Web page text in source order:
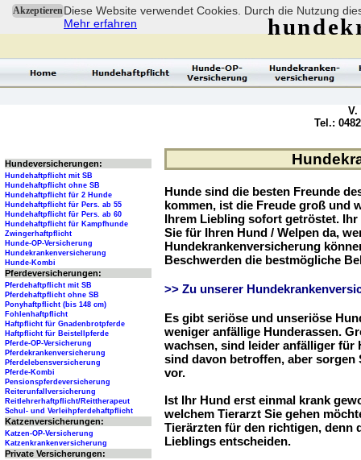
AkzeptierenDiese Website verwendet Cookies. Durch die Nutzung
Mehr erfahren
Hunde sind die besten Freunde
kommen, ist die Freude groß und
Ihrem Liebling sofort getröstet.
Sie für Ihren Hund / Welpen da,
Hundekrankenversicherung
Beschwerden die bestmögliche
>> Zu unserer
Es gibt seriöse und unseriöse
weniger anfällige Hunderassen.
wachsen, sind leider anfälliger für
sind davon betroffen, aber sorgen
vor.
Ist Ihr Hund erst einmal krank
welchem Tierarzt Sie gehen
Tierärzten für den richtigen, denn
Lieblings entscheiden.
Hundeversicherungen:
Hundehaftpflicht mit SB
Hundehaftpflicht ohne SB
Hundehaftpflicht für 2 Hunde
Hundehaftpflicht für Pers. ab 55
Hundehaftpflicht für Pers. ab 60
Hundehaftpflicht für Kampfhunde
Zwingerhaftpflicht
Hunde-OP-Versicherung
Hundekrankenversicherung
Hunde-Kombi
Pferdeversicherungen:
Pferdehaftpflicht mit SB
Pferdehaftpflicht ohne SB
Ponyhaftpflicht (bis 148 cm)
Fohlenhaftpflicht
Haftpflicht für Gnadenbrotpferde
Haftpflicht für Beistellpferde
Pferde-OP-Versicherung
Pferdekrankenversicherung
Pferdelebensversicherung
Pferde-Kombi
Pensionspferdeversicherung
Reiterunfallversicherung
Reitlehrerhaftpflicht/Reittherapeut
Schul- und Verleihpferdehaftpflicht
Katzenversicherungen:
Katzen-OP-Versicherung
Katzenkrankenversicherung
Private Versicherungen:
V.
Tel.: